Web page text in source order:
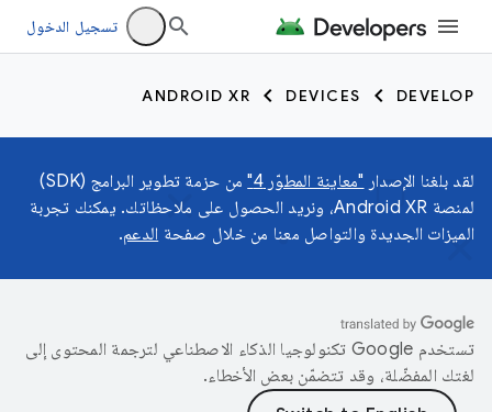
تسجيل الدخول
DEVELOP
DEVICES
ANDROID XR
لقد بلغنا الإصدار "معاينة المطوّر 4"
من حزمة تطوير البرامج (SDK)
لمنصة Android XR، ونريد الحصول على ملاحظاتك. يمكنك تجربة
الميزات الجديدة والتواصل معنا من خلال صفحة الدعم.
تستخدم Google تكنولوجيا الذكاء الاصطناعي لترجمة المحتوى إلى
لغتك المفضّلة، وقد تتضمّن بعض الأخطاء.